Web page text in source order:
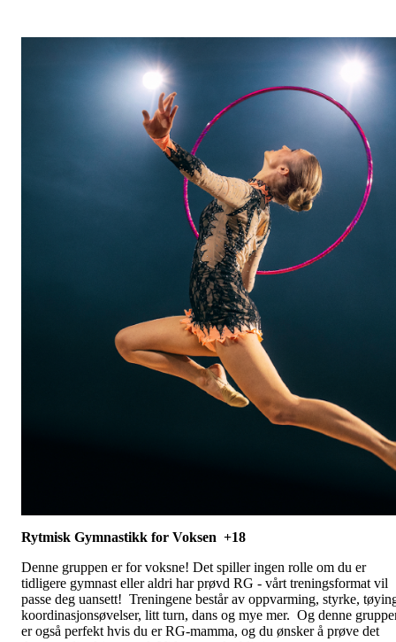
Rytmisk Gymnastikk for Voksen +18
Denne gruppen er for voksne! Det spiller ingen rolle om du er
tidligere gymnast eller aldri har prøvd RG - vårt treningsformat vil
passe deg uansett! Treningene består av oppvarming, styrke,
koordinasjonsøvelser, litt turn, dans og mye mer. Og denne
er også perfekt hvis du er RG-mamma, og du ønsker å prøve det